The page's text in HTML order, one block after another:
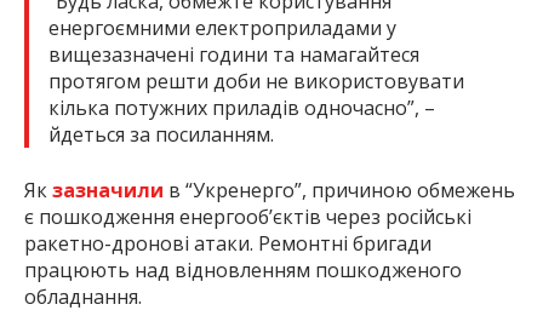
енергоємними електроприладами у
вищезазначені години та намагайтеся
протягом решти доби не використовувати
кілька потужних приладів одночасно”, –
йдеться за посиланням.
Якзазначили в “Укренерго”, причиною обмежень
є пошкодження енергооб’єктів через російські
ракетно-дронові атаки. Ремонтні бригади
працюють над відновленням пошкодженого
обладнання.